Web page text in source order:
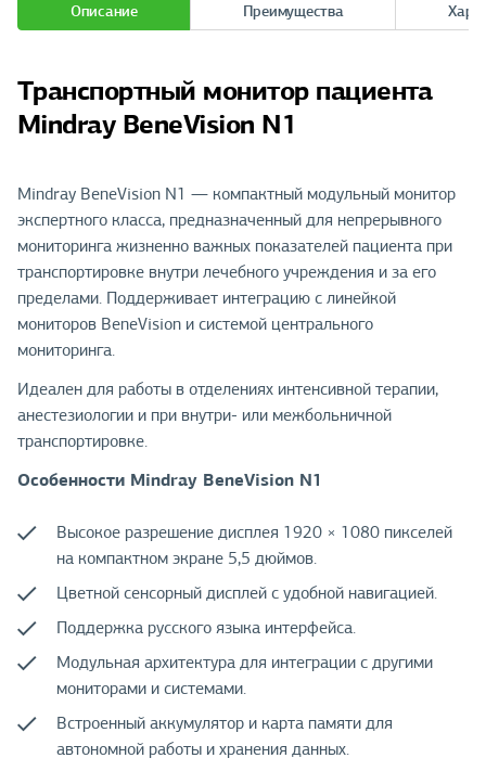
Описание Преимущества
Транспортный монитор пациента
Mindray BeneVision N1
Mindray BeneVision N1 — компактный модульный монитор
экспертного класса, предназначенный для непрерывного
мониторинга жизненно важных показателей пациента при
транспортировке внутри лечебного учреждения и за его
пределами. Поддерживает интеграцию с линейкой
мониторов BeneVision и системой центрального
мониторинга.
Идеален для работы в отделениях интенсивной терапии,
анестезиологии и при внутри- или межбольничной
транспортировке.
Особенности Mindray BeneVision N1
Высокое разрешение дисплея 1920 × 1080 пикселей
на компактном экране 5,5 дюймов.
Цветной сенсорный дисплей с удобной навигацией.
Поддержка русского языка интерфейса.
Модульная архитектура для интеграции с другими
мониторами и системами.
Встроенный аккумулятор и карта памяти для
автономной работы и хранения данных.